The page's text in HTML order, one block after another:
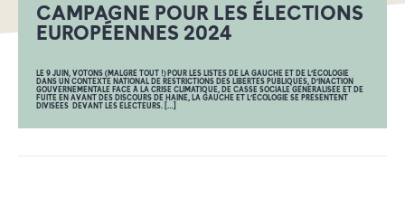
CAMPAGNE POUR LES ÉLECTIONS
EUROPÉENNES 2024
LE 9 JUIN, VOTONS (MALGRÉ TOUT !) POUR LES LISTES DE LA GAUCHE ET DE L’ÉCOLOGIE
DANS UN CONTEXTE NATIONAL DE RESTRICTIONS DES LIBERTÉS PUBLIQUES, D’INACTION
GOUVERNEMENTALE FACE À LA CRISE CLIMATIQUE, DE CASSE SOCIALE GÉNÉRALISÉE ET DE
FUITE EN AVANT DES DISCOURS DE HAINE, LA GAUCHE ET L’ÉCOLOGIE SE PRÉSENTENT
DIVISÉES DEVANT LES ÉLECTEURS. […]